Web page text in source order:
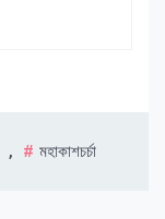
, মহাকাশচর্চা